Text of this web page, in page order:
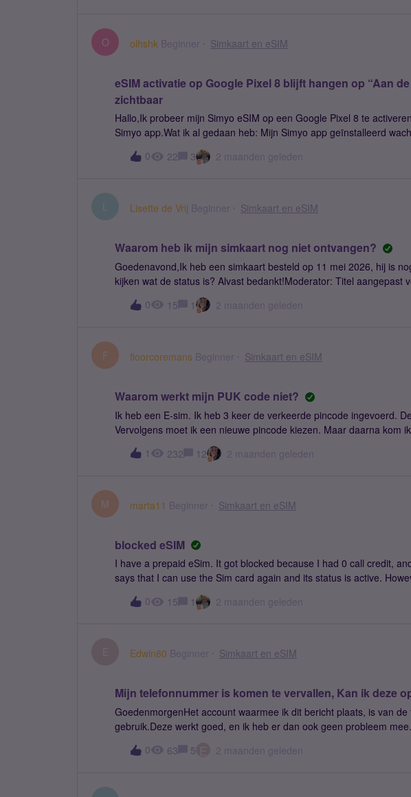
O olhshk Beginner Simkaart en eSIM
eSIM activatie op Google Pixel 8 blijft hangen op “Aan
zichtbaar
Hallo,Ik probeer mijn Simyo eSIM op een Google Pixel 8 te
Simyo app.Wat ik al gedaan heb: Mijn Simyo app geïnstalleerd wachtwoord ingesteld via de link uit de
gestart Probleem: na het inloggen zie ik geen contract de groene knop “Aan de slag” verschijnt wel
contract zichtbaar zou moeten zijn.Toestel:Google Pixel 8Heeft
iemand hoe dit opgelost kan worden?Alvast bedankt!
0 22 3 2 maanden geleden
L Lisette de Vrij Beginner Simkaart en eSIM
Waarom heb ik mijn simkaart nog niet ontvangen?
Goedenavond,Ik heb een simkaart besteld op 11 mei 2026, hij is
kijken wat de status is? Alvast bedankt!Moderator: Titel aangepast
0
15 1 2 maanden geleden
F floorcoremans Beginner Simkaart en eSIM
Waarom werkt mijn PUK code niet?
Ik heb een E-sim. Ik heb 3 keer de verkeerde pincode ingevoerd.
Vervolgens moet ik een nieuwe pincode kiezen. Maar daarna kom
En zegt ie dat ik nog maar 9 pogingen hebben voor het invoeren
herhalen. Hoe dit op te lossen? ik heb een Samsung telefoon. SIM
1 232 12 2 maanden geleden
M marta11 Beginner Simkaart en eSIM
blocked eSIM
I have a prepaid eSim. It got blocked because I had 0 call credit,
says that I can use the Sim card again and its status is active.
I cannot receive messages. I tried restarting my phone and still
help me please?
0 15 1 2 maanden geleden
Edwin80 Beginner Simkaart en eSIM
Mijn telefonnummer is komen te vervallen, Kan ik deze
GoedenmorgenHet account waarmee ik dit bericht plaats, is van
gebruik.Deze werkt goed, en ik heb er dan ook geen probleem
gisteren achter kwam, Dat ik te lang niet gebeld heb of een sms
0 63 5 2 maanden geleden